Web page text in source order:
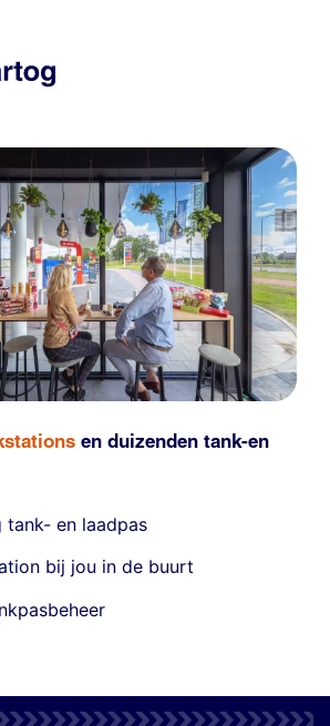
en duizenden tank-en
tank- en laadpas
bij jou in de buurt